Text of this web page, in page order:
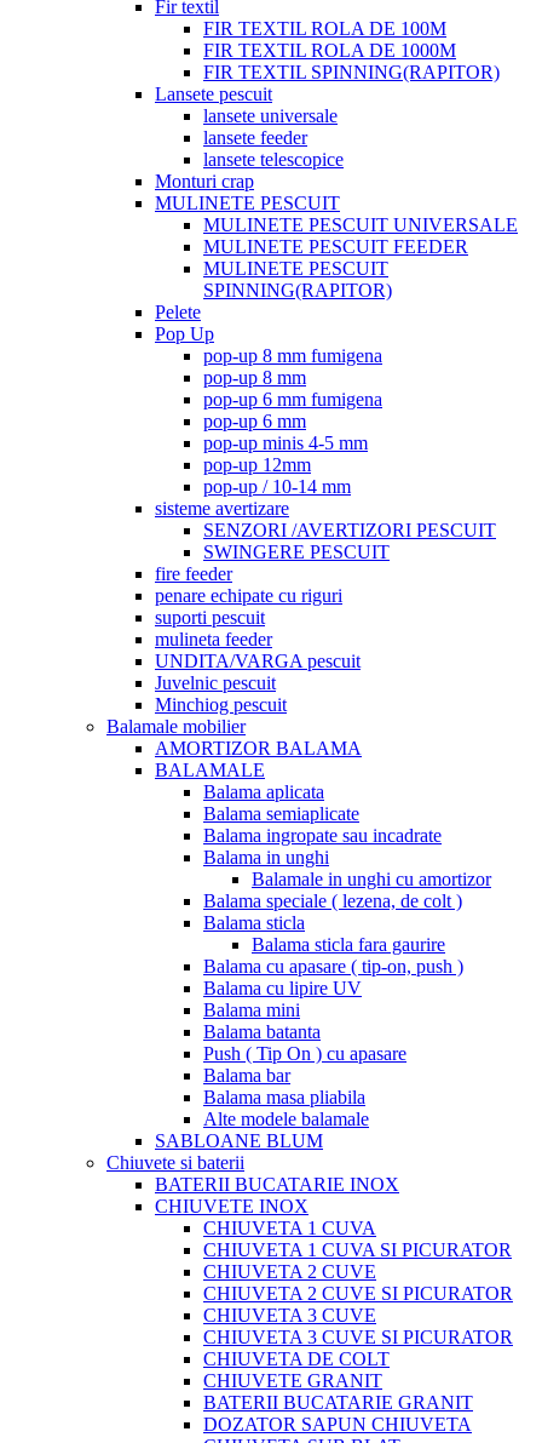
Fir textil
FIR TEXTIL ROLA DE 100M
FIR TEXTIL ROLA DE 1000M
FIR TEXTIL SPINNING(RAPITOR)
Lansete pescuit
lansete universale
lansete feeder
lansete telescopice
Monturi crap
MULINETE PESCUIT
MULINETE PESCUIT UNIVERSALE
MULINETE PESCUIT FEEDER
MULINETE PESCUIT
SPINNING(RAPITOR)
Pelete
Pop Up
pop-up 8 mm fumigena
pop-up 8 mm
pop-up 6 mm fumigena
pop-up 6 mm
pop-up minis 4-5 mm
pop-up 12mm
pop-up / 10-14 mm
sisteme avertizare
SENZORI /AVERTIZORI PESCUIT
SWINGERE PESCUIT
fire feeder
penare echipate cu riguri
suporti pescuit
mulineta feeder
UNDITA/VARGA pescuit
Juvelnic pescuit
Minchiog pescuit
Balamale mobilier
AMORTIZOR BALAMA
BALAMALE
Balama aplicata
Balama semiaplicate
Balama ingropate sau incadrate
Balama in unghi
Balamale in unghi cu amortizor
Balama speciale ( lezena, de colt )
Balama sticla
Balama sticla fara gaurire
Balama cu apasare ( tip-on, push )
Balama cu lipire UV
Balama mini
Balama batanta
Push ( Tip On ) cu apasare
Balama bar
Balama masa pliabila
Alte modele balamale
SABLOANE BLUM
Chiuvete si baterii
BATERII BUCATARIE INOX
CHIUVETE INOX
CHIUVETA 1 CUVA
CHIUVETA 1 CUVA SI PICURATOR
CHIUVETA 2 CUVE
CHIUVETA 2 CUVE SI PICURATOR
CHIUVETA 3 CUVE
CHIUVETA 3 CUVE SI PICURATOR
CHIUVETA DE COLT
CHIUVETE GRANIT
BATERII BUCATARIE GRANIT
DOZATOR SAPUN CHIUVETA